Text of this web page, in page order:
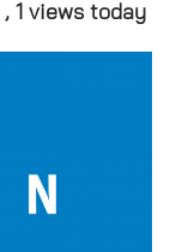
, 1 views today